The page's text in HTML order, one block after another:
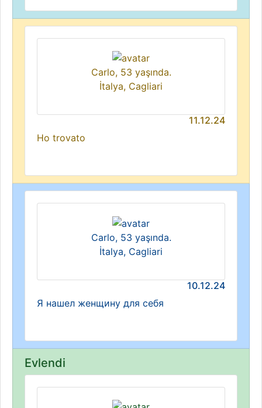
Carlo, 53 yaşında.
İtalya, Cagliari
11.12.24
Ho trovato
Carlo, 53 yaşında.
İtalya, Cagliari
10.12.24
Я нашел женщину для себя
Evlendi